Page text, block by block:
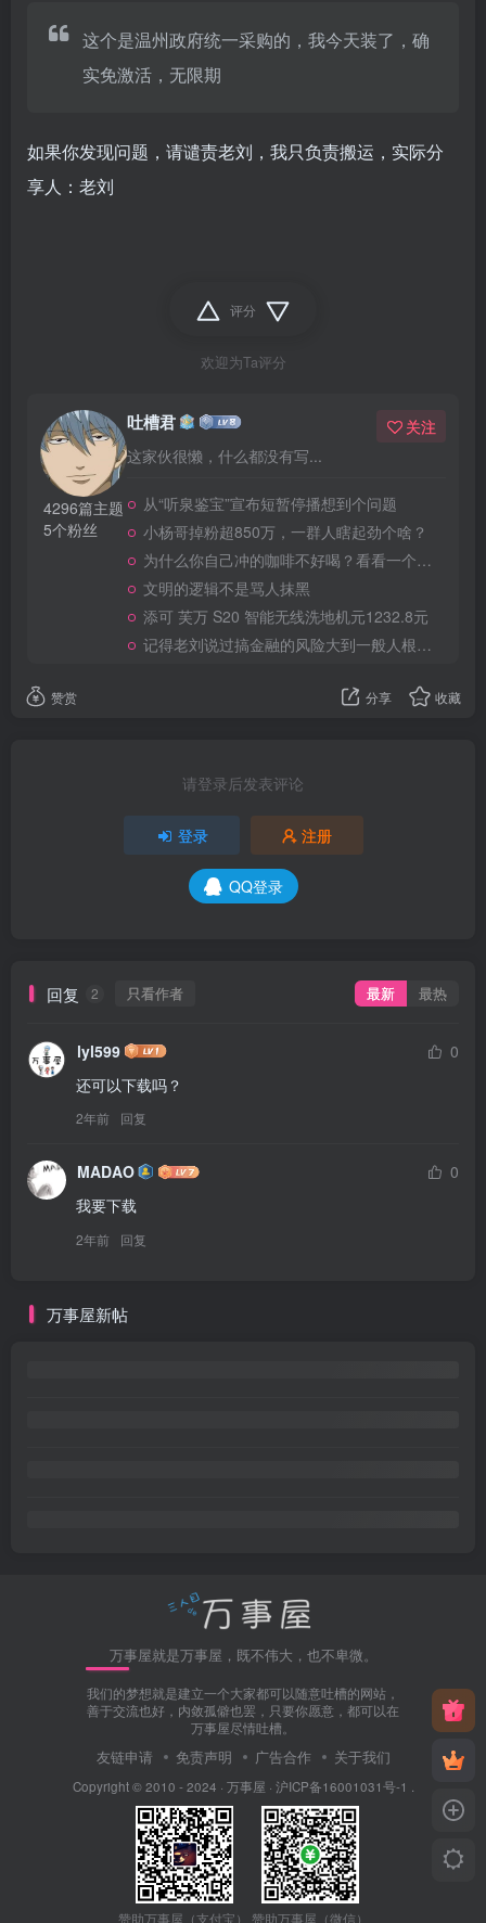
这个是温州政府统一采购的，我今天装了，确
实免激活，无限期
如果你发现问题，请谴责老刘，我只负责搬运，实际分
享人：老刘
评分
欢迎为Ta评分
4296篇主题
5个粉丝
吐槽君
这家伙很懒，什么都没有写...
关注
从“听泉鉴宝”宣布短暂停播想到个问题
小杨哥掉粉超850万，一群人瞎起劲个啥？
为什么你自己冲的咖啡不好喝？看看一个自媒体博主的分享
文明的逻辑不是骂人抹黑
添可 芙万 S20 智能无线洗地机元1232.8元
记得老刘说过搞金融的风险大到一般人根本承受不起
赞赏 分享 收藏
请登录后发表评论
登录 注册
QQ登录
回复 2 只看作者 最新 最热
lyl599
0
还可以下载吗？
2年前 回复
MADAO
0
我要下载
2年前 回复
万事屋新帖
万事屋就是万事屋，既不伟大，也不卑微。
我们的梦想就是建立一个大家都可以随意吐槽的网站，
善于交流也好，内敛孤僻也罢，只要你愿意，都可以在
万事屋尽情吐槽。
友链申请 免责声明 广告合作 关于我们
Copyright © 2010 - 2024 · 万事屋 · 沪ICP备16001031号-1
赞助万事屋（支付宝） 赞助万事屋（微信）